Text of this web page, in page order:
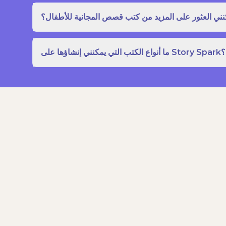
العثور على المزيد من كتب قصص المجانية للأطفال؟
ما أنواع الكتب التي يمكنني إنشاؤها على Story Spark؟